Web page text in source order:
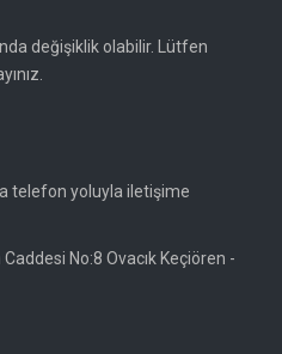
değişiklik olabilir. Lütfen
telefon yoluyla iletişime
No:8 Ovacık Keçiören -